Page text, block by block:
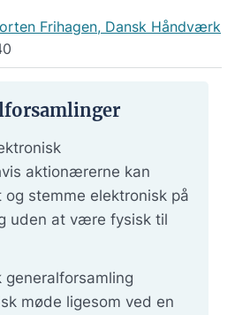
Frihagen, Dansk Håndværk
aktionærerne kan
stemme elektronisk på
uden at være fysisk til
generalforsamling
møde ligesom ved en